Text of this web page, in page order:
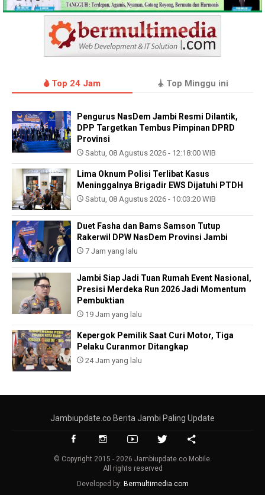
Top 24 Jam Top Minggu ini
Pengurus NasDem Jambi Resmi Dilantik,
DPP Targetkan Tembus Pimpinan DPRD
Provinsi
Sabtu, 08 Agustus 2026 - 12:18:00 WIB
Lima Oknum Polisi Terlibat Kasus
Meninggalnya Brigadir EWS Dijatuhi PTDH
Sabtu, 08 Agustus 2026 - 10:03:20 WIB
Duet Fasha dan Bams Samson Tutup
Rakerwil DPW NasDem Provinsi Jambi
7 Jam yang lalu
Jambi Siap Jadi Tuan Rumah Event Nasional,
Presisi Merdeka Run 2026 Jadi Momentum
Pembuktian
19 Jam yang lalu
Kepergok Pemilik Saat Curi Motor, Tiga
Pelaku Curanmor Ditangkap
24 Jam yang lalu
Jambiupdate.co Berita Jambi Paling Update
© Copyright 2015 - 2026 Jambiupdate.co Mobile.
All rights reserved
Developed by: Bermultimedia.com